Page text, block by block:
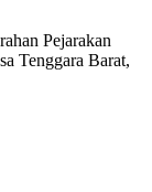
Pejarakan
Tenggara Barat,